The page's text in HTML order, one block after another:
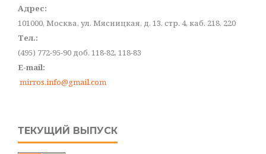
Адрес:
101000, Москва, ул. Мясницкая, д. 13, стр. 4, каб. 218, 220
Тел.:
(495) 772-95-90 доб. 118-82, 118-83
E-mail:
mirros.info@gmail.com
ТЕКУЩИЙ ВЫПУСК